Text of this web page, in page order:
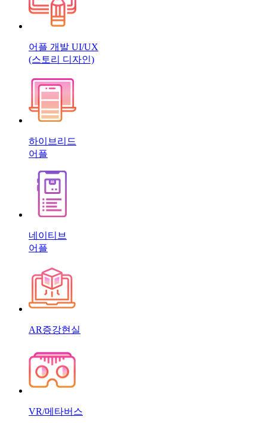
어플 개발 UI/UX
(스토리 디자인)
하이브리드
어플
네이티브
어플
AR증강현실
VR/메타버스